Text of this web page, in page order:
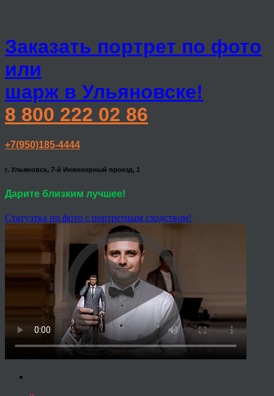
Заказать портрет по фото
или
шарж в Ульяновске!
8 800 222 02 86
+7(950)185-4444
г. Ульяновск, 7-й Инженерный проезд, 1
Дарите близким лучшее!
Статуэтка по фото с портретным сходством!